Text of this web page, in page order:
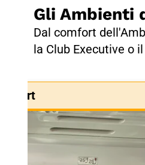
Gli Ambienti
Dal comfort
la Club Executive o
Smart